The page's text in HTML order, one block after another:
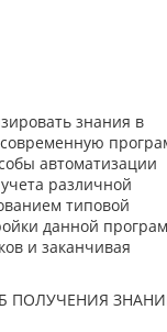
знания в
современную
автоматизации
различной
типовой
данной
и заканчивая
ПОЛУЧЕНИЯ